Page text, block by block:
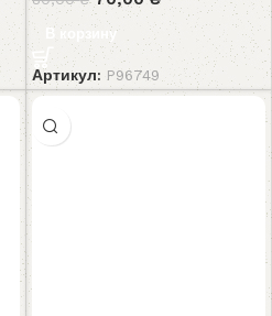
В корзину
Артикул: P96749